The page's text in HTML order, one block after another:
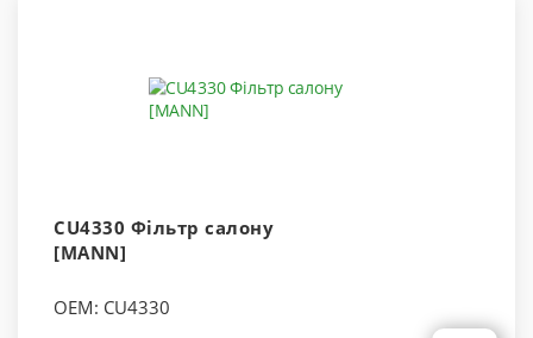
CU4330 Фільтр салону
[MANN]
OEM: CU4330